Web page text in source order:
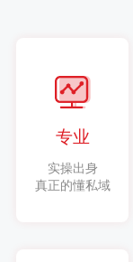
专业
实操出身
真正的懂私域